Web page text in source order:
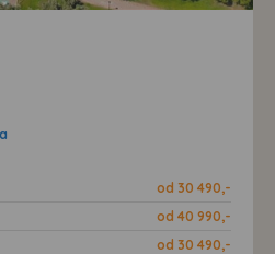
od 30 490,-
od 40 990,-
od 30 490,-